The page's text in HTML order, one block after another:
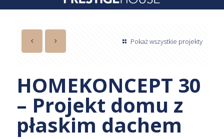
Pokaż wszystkie projekty
HOMEKONCEPT 30
– Projekt domu z
płaskim dachem